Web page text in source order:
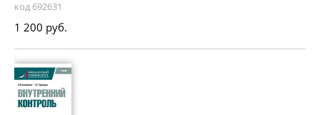
код 692631
1 200 руб.